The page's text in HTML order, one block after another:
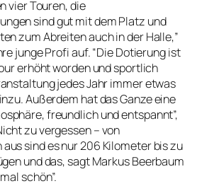
vier Touren, die
sind gut mit dem Platz und
zum Abreiten auch in der Halle,”
junge Profi auf. “Die Dotierung ist
erhöht worden und sportlich
jedes Jahr immer etwas
Außerdem hat das Ganze eine
freundlich und entspannt”,
zu vergessen – von
sind es nur 206 Kilometer bis zu
und das, sagt Markus Beerbaum
schön”.